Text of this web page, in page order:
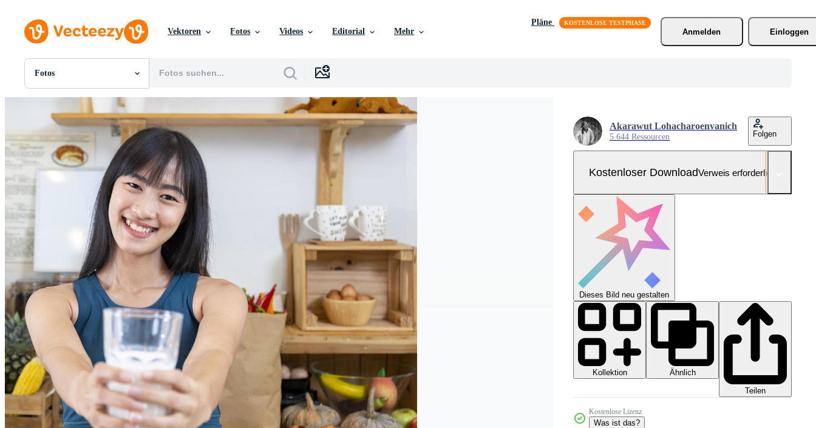
Vektoren Fotos Videos Editorial Mehr
Pläne
Anmelden
Einloggen
Fotos
Alle Bilder
PNGs
PSDs
SVGs
Vorlagen
Vektoren
Motion Graphics
Redaktionelle Bilder
Redaktionelle Ereignisse
Akarawut Lohacharoenvanich
5.644 Ressourcen Folgen
Kostenloser DownloadVerweis erforderlich
Dieses Bild neu gestalten
Kollektion
Ähnlich
Teilen
Kostenlose Lizenz
Was ist das?